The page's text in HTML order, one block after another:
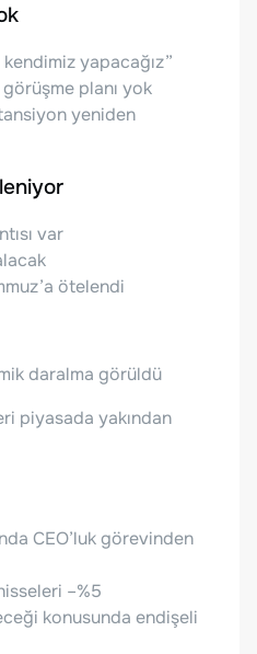
kendimiz yapacağız”
planı yok
yeniden
var
ötelendi
daralma görüldü
piyasada yakından
CEO’luk görevinden
–%5
konusunda endişeli